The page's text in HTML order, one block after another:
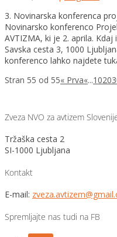
3. Novinarska konferenca
Novinarsko konferenco
AVTIZMA, ki je 2. aprila.
Savska cesta 3, 1000
konferenco lahko najdete
Stran 55 od 55« Prva«...1020
Zveza NVO za avtizem
Tržaška cesta 2
SI-1000 Ljubljana
Kontakt
E-mail:
Spremljajte nas tudi na FB